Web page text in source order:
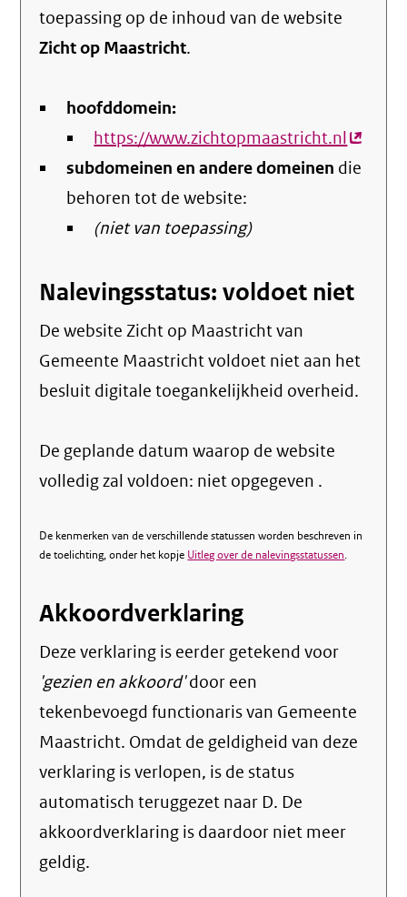
toepassing op de inhoud van de website
Zicht op Maastricht.
hoofddomein:
https://www.zichtopmaastricht.nl
link)
subdomeinen en andere domeinen die
behoren tot de website:
(niet van toepassing)
Nalevingsstatus: voldoet niet
De website Zicht op Maastricht van
Gemeente Maastricht voldoet niet aan het
besluit digitale toegankelijkheid overheid.
De geplande datum waarop de website
volledig zal voldoen: niet opgegeven .
De kenmerken van de verschillende statussen worden beschreven in
de toelichting, onder het kopje Uitleg over de nalevingsstatussen.
Akkoordverklaring
Deze verklaring is eerder getekend voor
'gezien en akkoord'door een
tekenbevoegd functionaris van Gemeente
Maastricht. Omdat de geldigheid van deze
verklaring is verlopen, is de status
automatisch teruggezet naar D. De
akkoordverklaring is daardoor niet meer
geldig.